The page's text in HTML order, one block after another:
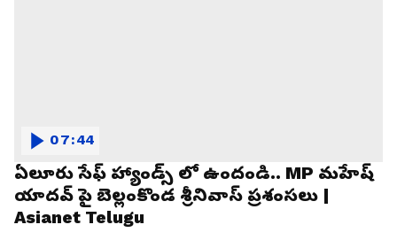
ఏలూరు సేఫ్ హ్యాండ్స్ లో ఉందండి.. MP మహేష్
యాదవ్ పై బెల్లంకొండ శ్రీనివాస్ ప్రశంసలు |
Asianet Telugu
07:44